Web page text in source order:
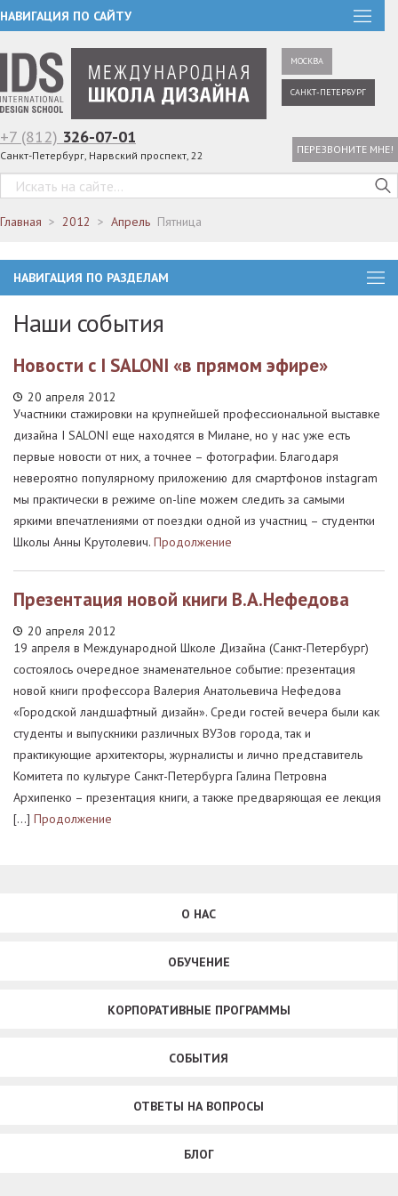
НАВИГАЦИЯ ПО САЙТУ
МОСКВА
САНКТ-ПЕТЕРБУРГ
+7 (812) 326-07-01
Санкт-Петербург, Нарвский проспект, 22 ПЕРЕЗВОНИТЕ МНЕ!
Главная 2012 Апрель Пятница
НАВИГАЦИЯ ПО РАЗДЕЛАМ
Наши события
Новости с I SALONI «в прямом эфире»
20 апреля 2012
Участники стажировки на крупнейшей профессиональной выставке
дизайна I SALONI еще находятся в Милане, но у нас уже есть
первые новости от них, а точнее – фотографии. Благодаря
невероятно популярному приложению для смартфонов instagram
мы практически в режиме on-line можем следить за самыми
яркими впечатлениями от поездки одной из участниц – студентки
Школы Анны Крутолевич. Продолжение
Презентация новой книги В.А.Нефедова
20 апреля 2012
19 апреля в Международной Школе Дизайна (Санкт-Петербург)
состоялось очередное знаменательное событие: презентация
новой книги профессора Валерия Анатольевича Нефедова
«Городской ландшафтный дизайн». Среди гостей вечера были как
студенты и выпускники различных ВУЗов города, так и
практикующие архитекторы, журналисты и лично представитель
Комитета по культуре Санкт-Петербурга Галина Петровна
Архипенко – презентация книги, а также предваряющая ее лекция
[…] Продолжение
О НАС
ОБУЧЕНИЕ
КОРПОРАТИВНЫЕ ПРОГРАММЫ
СОБЫТИЯ
ОТВЕТЫ НА ВОПРОСЫ
БЛОГ